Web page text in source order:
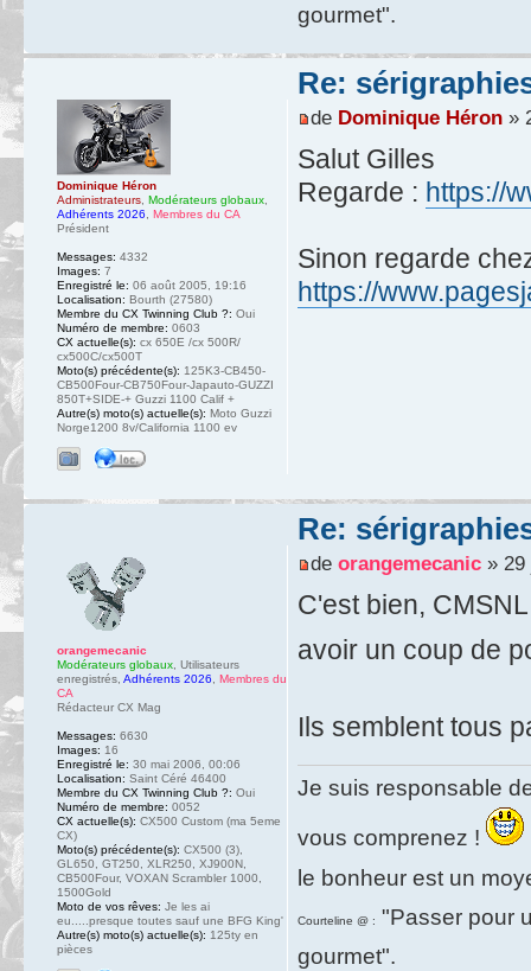
gourmet".
Re:
de Dominique Héron»
Salut Gilles
Regarde : https://
Sinon regarde
https://
Dominique Héron
Administrateurs Modérateurs globaux
Adhérents 2026
Membres du CA
Président
Messages: 4332
Images: 7
Enregistré le: 06 août 2005, 19:16
Localisation: Bourth (27580)
Membre du CX Twinning Club ?: Oui
Numéro de membre: 0603
CX actuelle(s): cx 650E /cx 500R/
cx500C/cx500T
Moto(s) précédente(s): 125K3-CB450-
CB500Four-CB750Four-Japauto-GUZZI
850T+SIDE-+ Guzzi 1100 Calif +
Autre(s) moto(s) actuelle(s): Moto Guzzi
Norge1200 8v/California 1100 ev
Re:
de orangemecanic» 29
C'est bien,
avoir un coup de
Ils semblent tous
Je suis responsable
vous comprenez !
le bonheur est un
Courteline @ : "Passer pour
gourmet".
orangemecanic
Modérateurs globaux Utilisateurs
enregistrés Adhérents 2026
Membres du
CA
Rédacteur CX Mag
Messages: 6630
Images: 16
Enregistré le: 30 mai 2006, 00:06
Localisation: Saint Céré 46400
Membre du CX Twinning Club ?: Oui
Numéro de membre: 0052
CX actuelle(s): CX500 Custom (ma 5eme
CX)
Moto(s) précédente(s): CX500 (3),
GL650, GT250, XLR250, XJ900N,
CB500Four, VOXAN Scrambler 1000,
1500Gold
Moto de vos rêves: Je les ai
eu.....presque toutes sauf une BFG King'
Autre(s) moto(s) actuelle(s): 125ty en
pièces